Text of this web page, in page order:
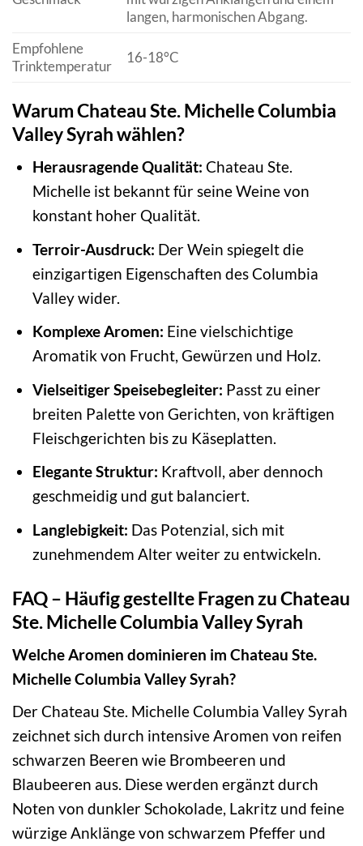
langen, harmonischen Abgang.
Empfohlene
Trinktemperatur
16-18°C
Warum Chateau Ste. Michelle Columbia
Valley Syrah wählen?
Herausragende Qualität: Chateau Ste.
Michelle ist bekannt für seine Weine von
konstant hoher Qualität.
Terroir-Ausdruck: Der Wein spiegelt die
einzigartigen Eigenschaften des Columbia
Valley wider.
Komplexe Aromen: Eine vielschichtige
Aromatik von Frucht, Gewürzen und Holz.
Vielseitiger Speisebegleiter: Passt zu einer
breiten Palette von Gerichten, von kräftigen
Fleischgerichten bis zu Käseplatten.
Elegante Struktur: Kraftvoll, aber dennoch
geschmeidig und gut balanciert.
Langlebigkeit: Das Potenzial, sich mit
zunehmendem Alter weiter zu entwickeln.
FAQ – Häufig gestellte Fragen zu Chateau
Ste. Michelle Columbia Valley Syrah
Welche Aromen dominieren im Chateau Ste.
Michelle Columbia Valley Syrah?
Der Chateau Ste. Michelle Columbia Valley Syrah
zeichnet sich durch intensive Aromen von reifen
schwarzen Beeren wie Brombeeren und
Blaubeeren aus. Diese werden ergänzt durch
Noten von dunkler Schokolade, Lakritz und feine
würzige Anklänge von schwarzem Pfeffer und